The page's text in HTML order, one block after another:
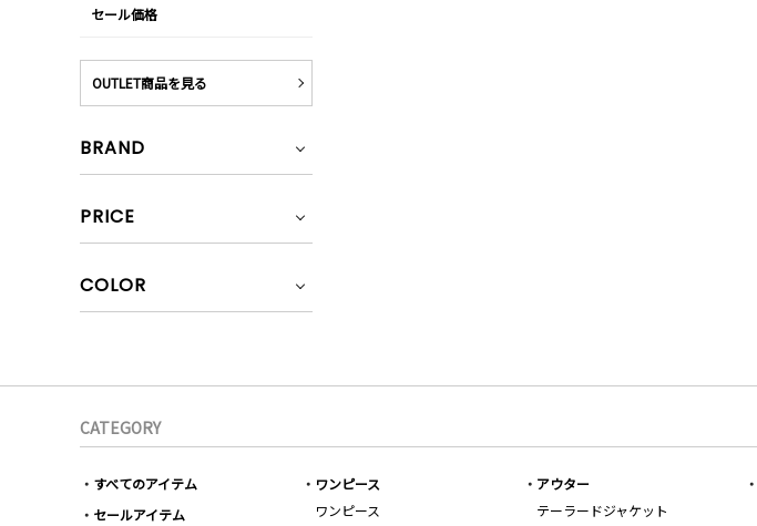
セール価格
OUTLET商品を見る
BRAND
PRICE
COLOR
CATEGORY
すべてのアイテム
セールアイテム
ワンピース
ワンピース
アウター
テーラードジャケット